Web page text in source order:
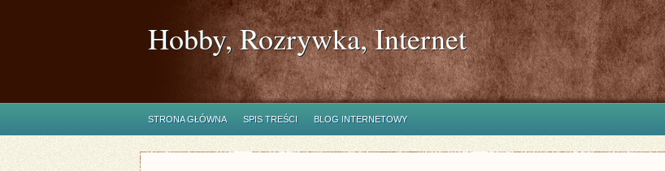
Hobby, Rozrywka, Internet
STRONA GŁÓWNA SPIS TREŚCI BLOG INTERNETOWY